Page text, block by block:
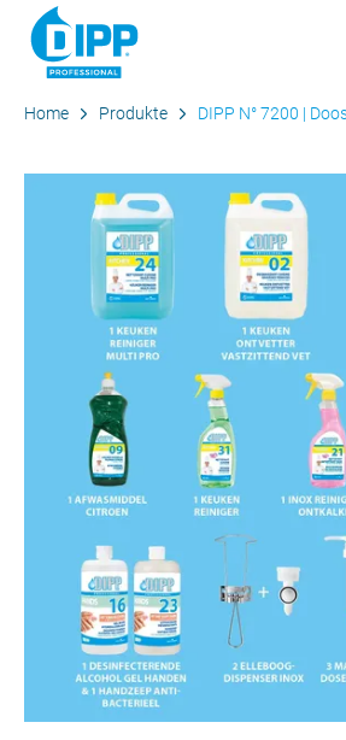
Home Produkte DIPP N° 7200 |